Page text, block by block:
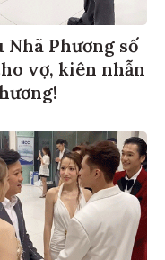
Phương số
vợ, kiên nhẫn